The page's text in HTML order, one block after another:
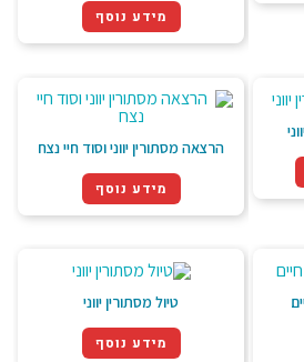
מידע נוסף
הרצאה מסתורין יווני וסוד חיי נצח
מידע נוסף
טיול מסתורין יווני
מידע נוסף